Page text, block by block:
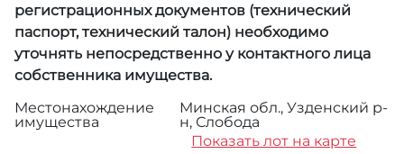
регистрационных документов (технический
паспорт, технический талон) необходимо
уточнять непосредственно у контактного лица
собственника имущества.
Местонахождение
имущества
Минская обл., Узденский р-
н, Слобода
Показать лот на карте